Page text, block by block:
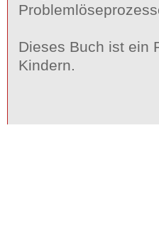
Dieses Buch ist ein
Kindern.